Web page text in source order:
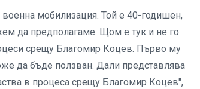
мобилизация. Той е 40-годишен,
да предполагаме. Щом е тук и не го
срещу Благомир Коцев. Първо му
да бъде ползван. Дали представлява
в процеса срещу Благомир Коцев",